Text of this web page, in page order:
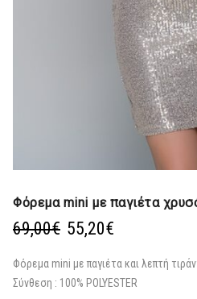
Φόρεμα mini με παγιέτα
69,00€ Original
was:
69,00€.
55,20€
τιμή
είναι:
Φόρεμα mini με παγιέτα και λεπτή
Σύνθεση : 100% POLYESTER